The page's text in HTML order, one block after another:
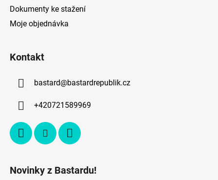
Dokumenty ke stažení
Moje objednávka
Kontakt
bastard@bastardrepublik.cz
+420721589969
Novinky z Bastardu!